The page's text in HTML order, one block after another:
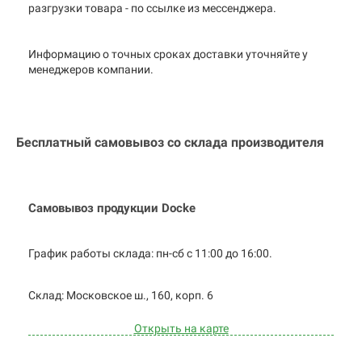
разгрузки товара - по ссылке из мессенджера.
Информацию о точных сроках доставки уточняйте у
менеджеров компании.
Бесплатный самовывоз со склада производителя
Самовывоз продукции Docke
График работы склада: пн-сб с 11:00 до 16:00.
Cклад: Московское ш., 160, корп. 6
Открыть на карте